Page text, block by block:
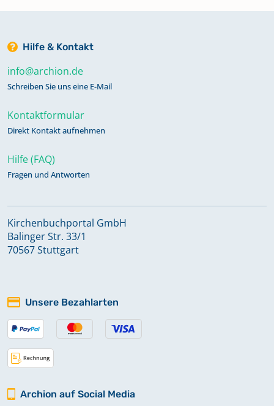
Hilfe & Kontakt
info@archion.de
Schreiben Sie uns eine E-Mail
Kontaktformular
Direkt Kontakt aufnehmen
Hilfe (FAQ)
Fragen und Antworten
Kirchenbuchportal GmbH
Balinger Str. 33/1
70567 Stuttgart
Unsere Bezahlarten
Archion auf Social Media